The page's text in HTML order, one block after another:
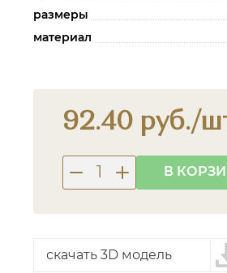
размеры
материал
92.40 руб./
В
скачать 3D модель